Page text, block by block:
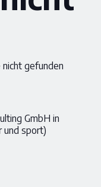
gefunden
GmbH in
und sport)